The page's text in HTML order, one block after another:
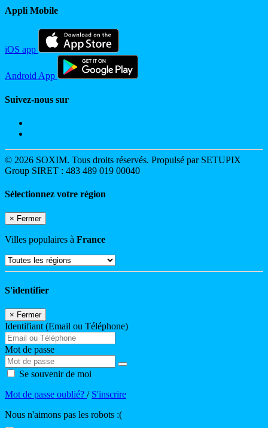
Appli Mobile
iOS app
Android App
Suivez-nous sur
© 2026 SOXIM. Tous droits réservés. Propulsé par SETUPIX
Group SIRET : 483 489 019 00040
Sélectionnez votre région
× Fermer
Villes populaires à France
S'identifier
× Fermer
Identifiant (Email ou Téléphone)
Mot de passe
Se souvenir de moi
Mot de passe oublié? / S'inscrire
Nous n'aimons pas les robots :(